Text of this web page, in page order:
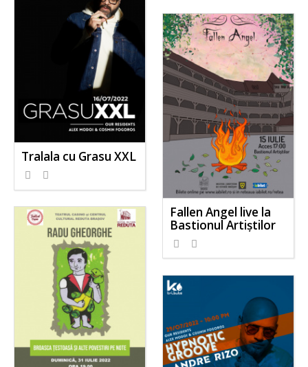
Tralala cu Grasu XXL
Fallen Angel live la
Bastionul Artiștilor